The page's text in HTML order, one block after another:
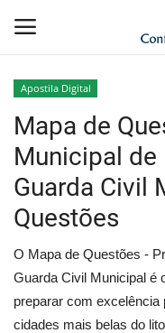
Home
Apostila Digital
Apostila Impressa
Cursos Online
Combo Apostilas
Apostila Digital
Mapa de
Municipal de
Guarda Civil
Questões
O Mapa de Questões -
Guarda Civil Municipal é
preparar com
cidades mais belas do